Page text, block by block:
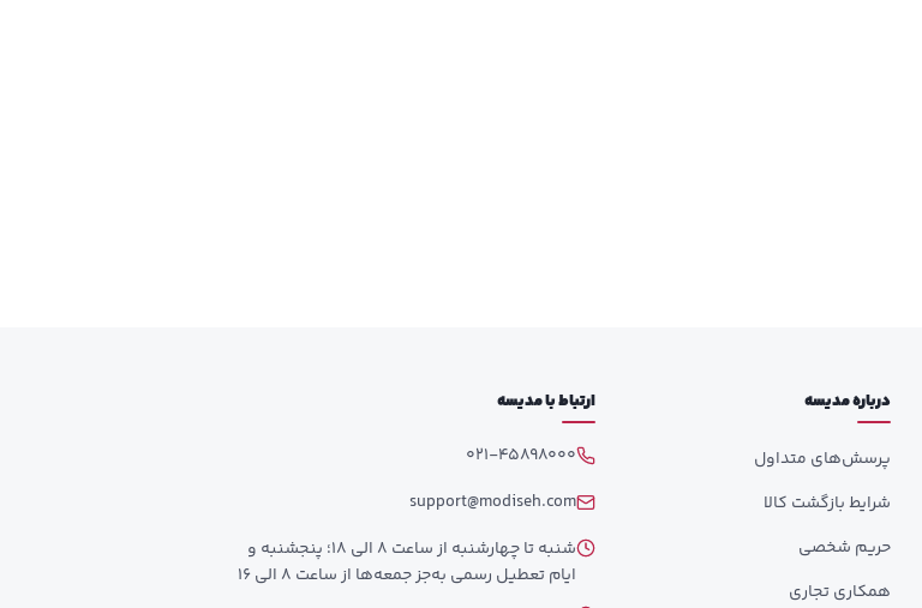
درباره مدیسه
پرسش‌های متداول
شرایط بازگشت کالا
حریم شخصی
همکاری تجاری
ارتباط با مدیسه
021-45898000
support@modiseh.com
شنبه تا چهارشنبه از ساعت 8 الی 18؛ پنجشنبه و
ایام تعطیل رسمی به‌جز جمعه‌ها از ساعت 8 الی 16